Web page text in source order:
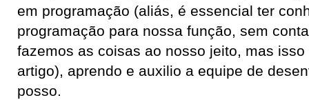
em programação (aliás, é essencial ter
programação para nossa função, sem
fazemos as coisas ao nosso jeito, mas
artigo), aprendo e auxilio a equipe de
posso.